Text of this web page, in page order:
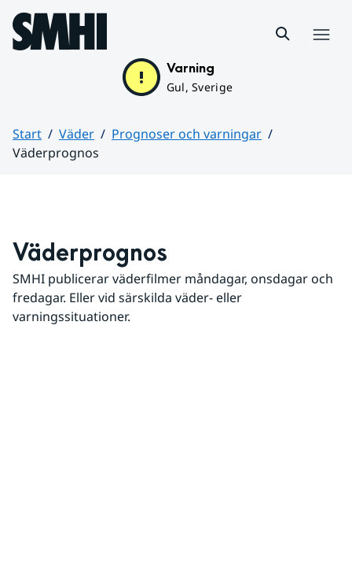
Hoppa till sidans innehåll
Varning
Gul, Sverige
Start Väder
Prognoser och varningar
Väderprognos
Väderprognos
SMHI publicerar väderfilmer måndagar, onsdagar och
fredagar. Eller vid särskilda väder- eller
varningssituationer.